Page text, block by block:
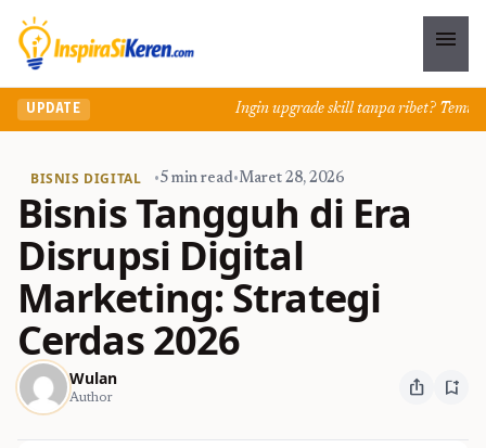
menu
UPDATE Ingin upgrade skill tanpa ribet? Temukan
BISNIS DIGITAL •5 min read•Maret 28, 2026
Bisnis Tangguh di Era
Disrupsi Digital
Marketing: Strategi
Cerdas 2026
Wulan
Author ios_share bookmark_add